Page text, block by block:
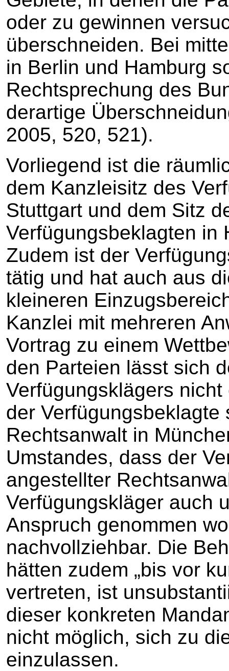
oder zu gewinnen
überschneiden. Bei
in Berlin und Hamburg
Rechtsprechung des
derartige
2005, 520, 521).
Vorliegend ist die
dem Kanzleisitz des
Stuttgart und dem Sitz
Verfügungsbeklagten in
Zudem ist der
tätig und hat auch aus
kleineren
Kanzlei mit mehreren
Vortrag zu einem
den Parteien lässt sich
Verfügungsklägers
der
Rechtsanwalt in
Umstandes, dass der
angestellter
Verfügungskläger auch
Anspruch genommen
nachvollziehbar. Die
hätten zudem „bis vor
vertreten, ist
dieser konkreten
nicht möglich, sich zu
einzulassen.